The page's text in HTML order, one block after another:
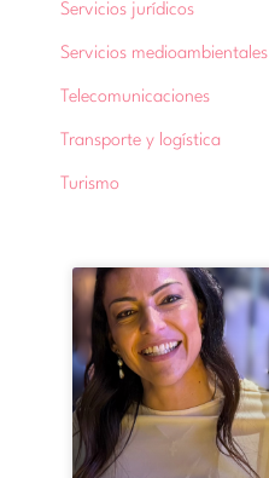
Servicios jurídicos
Servicios medioambientales
Telecomunicaciones
Transporte y logística
Turismo